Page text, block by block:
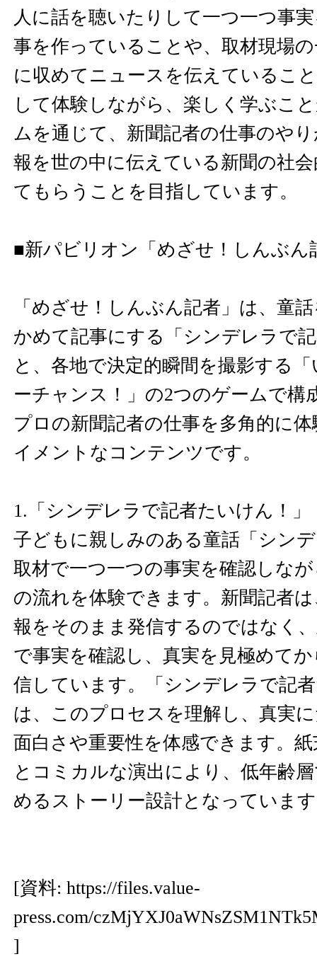
人に話を聴いたりして一つ一つ事
事を作っていることや、取材現場
に収めてニュースを伝えているこ
して体験しながら、楽しく学ぶこ
ムを通じて、新聞記者の仕事のや
報を世の中に伝えている新聞の社
てもらうことを目指しています。
■新パビリオン「めざせ！しんぶん
「めざせ！しんぶん記者」は、童
かめて記事にする「シンデレラで
と、各地で決定的瞬間を撮影する
ーチャンス！」の2つのゲームで構
プロの新聞記者の仕事を多角的に
イメントなコンテンツです。
1.「シンデレラで記者たいけん！」
子どもに親しみのある童話「シン
取材で一つ一つの事実を確認しな
の流れを体験できます。新聞記者
報をそのまま発信するのではなく
で事実を確認し、真実を見極めて
信しています。「シンデレラで記
は、このプロセスを理解し、真実
面白さや重要性を体感できます。
とコミカルな演出により、低年齢
めるストーリー設計となっていま
[資料: https://files.value-
press.com/
]